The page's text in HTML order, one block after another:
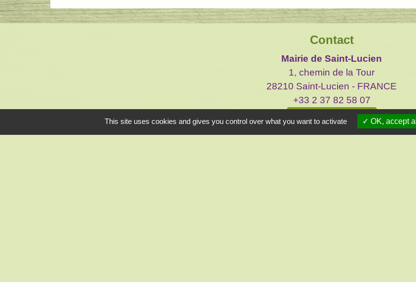
Contact
Mairie de Saint-Lucien
1, chemin de la Tour
28210 Saint-Lucien - FRANCE
+33 2 37 82 58 07
Contact par formulaire
This site uses cookies and gives you control over what you want to activate OK, accept all